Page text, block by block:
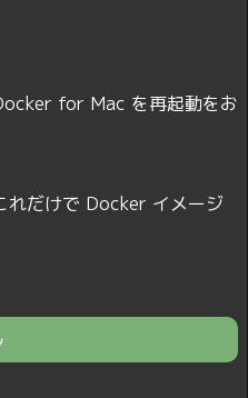
for Mac を再起動をお
れだけで Docker イメージ